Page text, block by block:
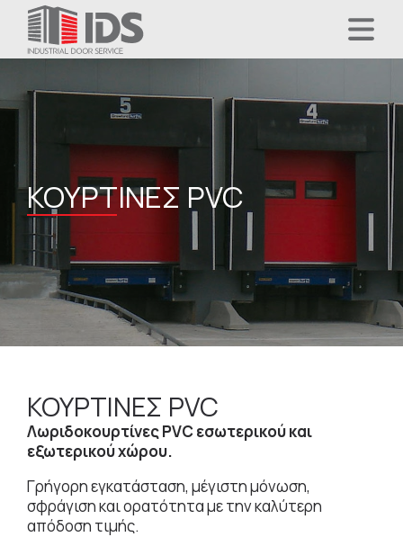
ΚΟΥΡΤΊΝΕΣ PVC
ΚΟΥΡΤΙΝΕΣ PVC
Λωριδοκουρτίνες PVC εσωτερικού και
εξωτερικού χώρου.
Γρήγορη εγκατάσταση, μέγιστη μόνωση,
σφράγιση και ορατότητα με την καλύτερη
απόδοση τιμής.